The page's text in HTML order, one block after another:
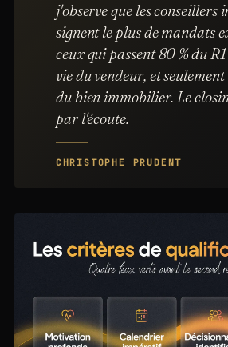
j'observe que les conseillers
signent le plus de mandats
ceux qui passent 80 % du
vie du vendeur, et
du bien immobilier. Le
par l'écoute.
CHRISTOPHE PRUDENT